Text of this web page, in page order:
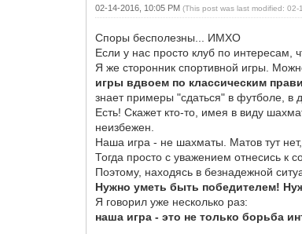
02-14-2016, 10:05 PM(This post was last modified:
Споры бесполезны... ИМХО
Если у нас просто клуб по интересам,
Я же сторонник спортивной игры.
игры вдвоем по классическим
знает примеры "сдаться" в футболе, в
Есть! Скажет кто-то, имея в виду
неизбежен.
Наша игра - не шахматы. Матов тут
Тогда просто с уважением отнесись к
Поэтому, находясь в безнадежной
Нужно уметь быть победителем!
Я говорил уже несколько раз:
наша игра - это не только борьба